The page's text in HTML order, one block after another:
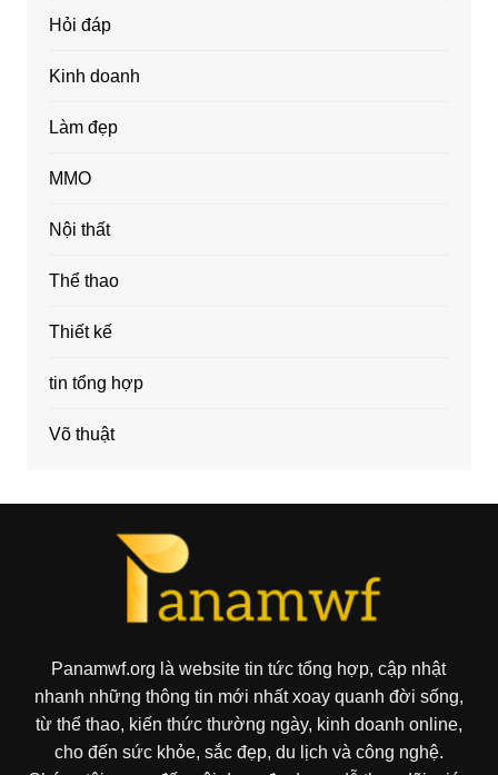
Hỏi đáp
Kinh doanh
Làm đẹp
MMO
Nội thất
Thể thao
Thiết kế
tin tổng hợp
Võ thuật
Panamwf.org là website tin tức tổng hợp, cập nhật
nhanh những thông tin mới nhất xoay quanh đời sống,
từ thể thao, kiến thức thường ngày, kinh doanh online,
cho đến sức khỏe, sắc đẹp, du lịch và công nghệ.